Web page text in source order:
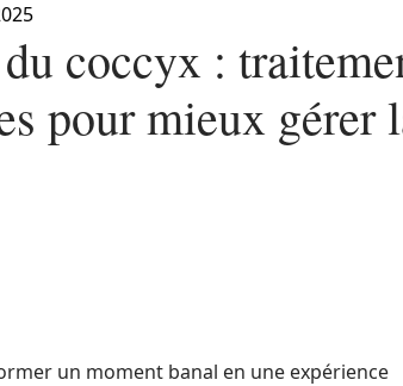
coccyx :
pour mieux gérer
un moment banal en une expérience